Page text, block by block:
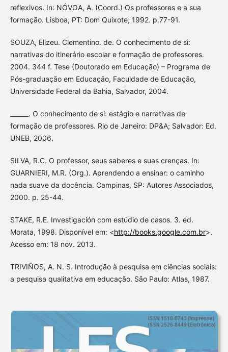
reflexivos. In: NÓVOA, A. (Coord.) Os professores e a sua
formação. Lisboa, PT: Dom Quixote, 1992. p.77-91.
SOUZA, Elizeu. Clementino. de. O conhecimento de si:
narrativas do itinerário escolar e formação de professores.
2004. 344 f. Tese (Doutorado em Educação) – Programa de
Pós-graduação em Educação, Faculdade de Educação,
Universidade Federal da Bahia, Salvador, 2004.
______. O conhecimento de si: estágio e narrativas de
formação de professores. Rio de Janeiro: DP&A; Salvador: Ed.
UNEB, 2006.
SILVA, R.C. O professor, seus saberes e suas crenças. In:
GUARNIERI, M.R. (Org.). Aprendendo a ensinar: o caminho
nada suave da docência. Campinas, SP: Autores Associados,
2000. p. 25-44.
STAKE, R.E. Investigación com estúdio de casos. 3. ed.
Morata, 1998. Disponível em: <http://books.google.com.br>.
Acesso em: 18 nov. 2013.
TRIVIÑOS, A. N. S. Introdução à pesquisa em ciências sociais:
a pesquisa qualitativa em educação. São Paulo: Atlas, 1987.